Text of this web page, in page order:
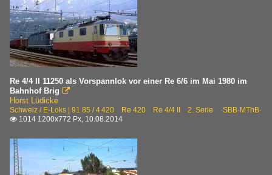
Re 4/4 II 11250 als Vorspannlok vor einer Re 6/6 im Mai 1980 im
Bahnhof Brig 
Horst Lüdicke
Schweiz / E-Loks | 91 85 / 4 420 Re 420 Re 4/4 II 2. Serie ·SBB·MThB·
 1014 1200x772 Px, 10.08.2014